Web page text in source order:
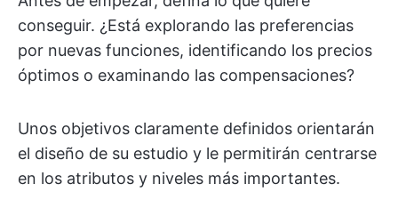
conseguir. ¿Está explorando las preferencias
por nuevas funciones, identificando los precios
óptimos o examinando las compensaciones?
Unos objetivos claramente definidos orientarán
el diseño de su estudio y le permitirán centrarse
en los atributos y niveles más importantes.